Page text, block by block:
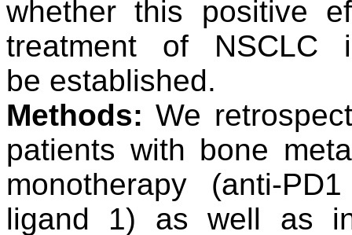
whetherthis positive
treatment of NSCLC
be established.
Methods: We
patients with bone
monotherapy (anti-
ligand 1) as well as